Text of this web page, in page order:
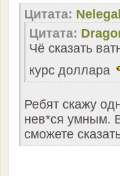
Цитата: Nelegal
Цитата:
Чё сказать
курс доллара
Ребят скажу
нев*ся умным.
сможете